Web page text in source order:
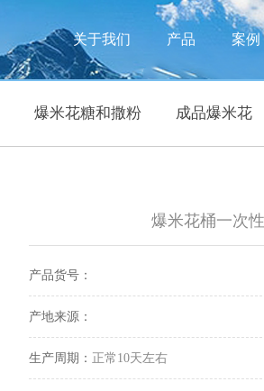
关于我们 产品 案例
爆米花糖和撒粉 成品爆米花
爆米花桶一次
产品货号：
产地来源：
生产周期： 正常10天左右